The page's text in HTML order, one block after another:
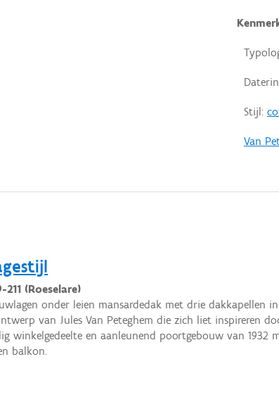
Stijl:
Van
(Roeselare)
onder leien mansardedak met drie dakkapellen
van Jules Van Peteghem die zich liet inspireren
winkelgedeelte en aanleunend poortgebouw van 1932
balkon.